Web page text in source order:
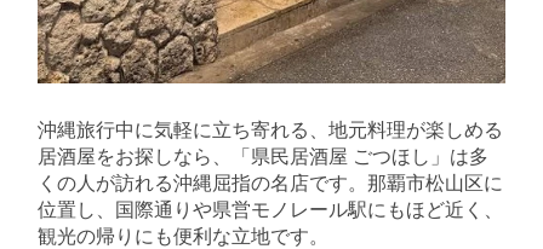
沖縄旅行中に気軽に立ち寄れる、地元料理が楽しめる
居酒屋をお探しなら、「県民居酒屋 ごつほし」は多
くの人が訪れる沖縄屈指の名店です。那覇市松山区に
位置し、国際通りや県営モノレール駅にもほど近く、
観光の帰りにも便利な立地です。